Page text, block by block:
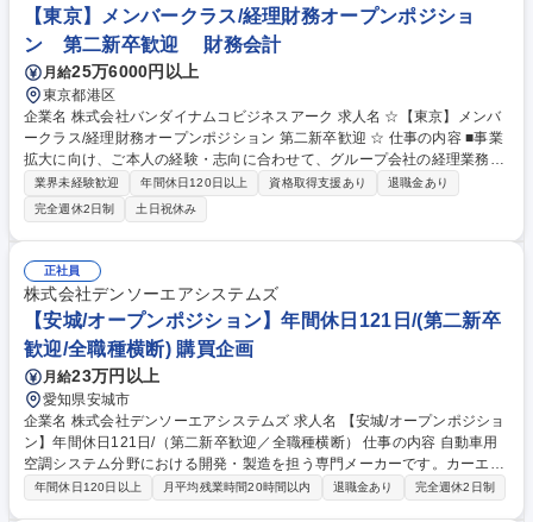
0％出資/第二新卒歓迎
【東京】メンバークラス/経理財務オープンポジショ
ン 第二新卒歓迎 財務会計
月給25万6000円以上
東京都港区
企業名 株式会社バンダイナムコビジネスアーク 求人名 ☆【東京】メンバ
ークラス/経理財務オープンポジション 第二新卒歓迎 ☆ 仕事の内容 ■事業
拡大に向け、ご本人の経験・志向に合わせて、グループ会社の経理業務を
お任せします。ポジションはスキルや志向を踏まえ、経理（会計・財務・
税務・債権債務を含む）領域のいずれかに配属となります。 【詳細】月
次・四半期・年次決算/税務/国際税務/債権債務管理（売掛・買掛）/海外赴
任対応/その他経理業務全般に携わっていただきます。将来的にはマネジメ
ント業務など、より広範な領域でもご活躍いただきます。 ※会計ソフト：
SAP、勘定奉行 【魅力】様々な業種・業態の経理実務に携わることがで
き、業務や担当会社のローテーションを通じ、上場経理や海外経理といっ
たキャリアの広がりも期待できます。 募集職種 ☆【東京】メンバークラ
ス/経理財務オープンポジション 第二新卒歓迎 ☆
業界未経験歓迎 年間休日120日以上 資格取得支援あり
退職金あり
完全週休2日制
土日祝休み
正社員
株式会社デンソーエアシステムズ
【安城/オープンポジション】年間休日121日/(第二新卒
歓迎/全職種横断) 購買企画
月給23万円以上
愛知県安城市
企業名 株式会社デンソーエアシステムズ 求人名 【安城/オープンポジショ
ン】年間休日121日/（第二新卒歓迎／全職種横断） 仕事の内容 自動車用
空調システム分野における開発・製造を担う専門メーカーです。カーエア
コン用のホース・配管をはじめとした製品で国内外の自動車メーカー向け
年間休日120日以上 月平均残業時間20時間以内 退職金あり 完全週休2日制